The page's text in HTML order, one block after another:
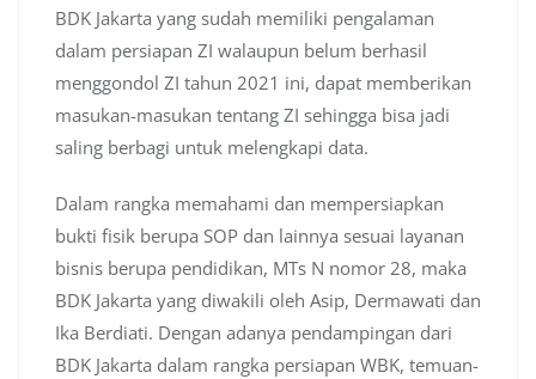
BDK Jakarta yang sudah memiliki pengalaman
dalam persiapan ZI walaupun belum berhasil
menggondol ZI tahun 2021 ini, dapat memberikan
masukan-masukan tentang ZI sehingga bisa jadi
saling berbagi untuk melengkapi data.
Dalam rangka memahami dan mempersiapkan
bukti fisik berupa SOP dan lainnya sesuai layanan
bisnis berupa pendidikan, MTs N nomor 28, maka
BDK Jakarta yang diwakili oleh Asip, Dermawati dan
Ika Berdiati. Dengan adanya pendampingan dari
BDK Jakarta dalam rangka persiapan WBK, temuan-